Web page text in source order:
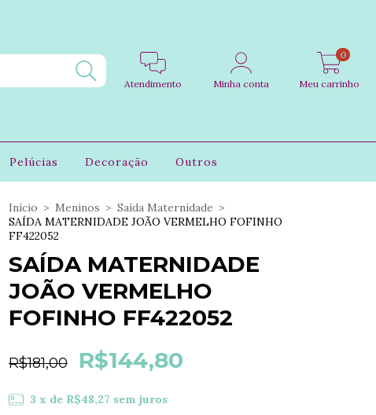
Atendimento Minha conta Meu carrinho
0
Pelúcias Decoração Outros
Início > Meninos > Saída Maternidade >
SAÍDA MATERNIDADE JOÃO VERMELHO FOFINHO
FF422052
SAÍDA MATERNIDADE
JOÃO VERMELHO
FOFINHO FF422052
R$181,00 R$144,80
3 x de R$48,27 sem juros